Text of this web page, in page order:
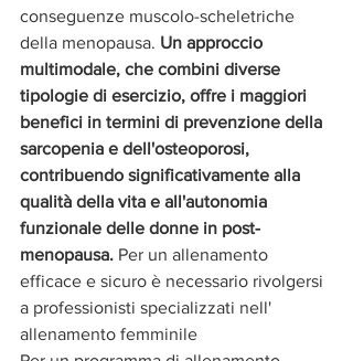
conseguenze muscolo-scheletriche
della menopausa. Un approccio
multimodale, che combini diverse
tipologie di esercizio, offre i maggiori
benefici in termini di prevenzione della
sarcopenia e dell'osteoporosi,
contribuendo significativamente alla
qualità della vita e all'autonomia
funzionale delle donne in post-
menopausa. Per un allenamento
efficace e sicuro è necessario rivolgersi
a professionisti specializzati nell'
allenamento femminile